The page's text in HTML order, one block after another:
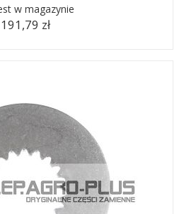
w magazynie
191,79 zł